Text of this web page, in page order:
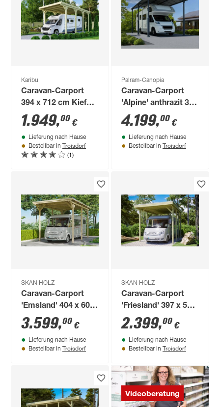
Karibu
Caravan-Carport
394 x 712 cm Kiefer
KDI PVC-Dach
1.949,00 €
Lieferung nach Hause
Bestellbar in Troisdorf
(1)
Palram-Canopia
Caravan-Carport
'Alpine' anthrazit 359
x 649 cm
Polycarbonat grau
4.199,00 €
Lieferung nach Hause
Bestellbar in Troisdorf
SKAN HOLZ
Caravan-Carport
'Emsland' 404 x 604
cm unbehandelt
3.599,00 €
Lieferung nach Hause
Bestellbar in Troisdorf
SKAN HOLZ
Caravan-Carport
'Friesland' 397 x 555
cm KDI imprägniert
2.399,00 €
Lieferung nach Hause
Bestellbar in Troisdorf
Videoberatung